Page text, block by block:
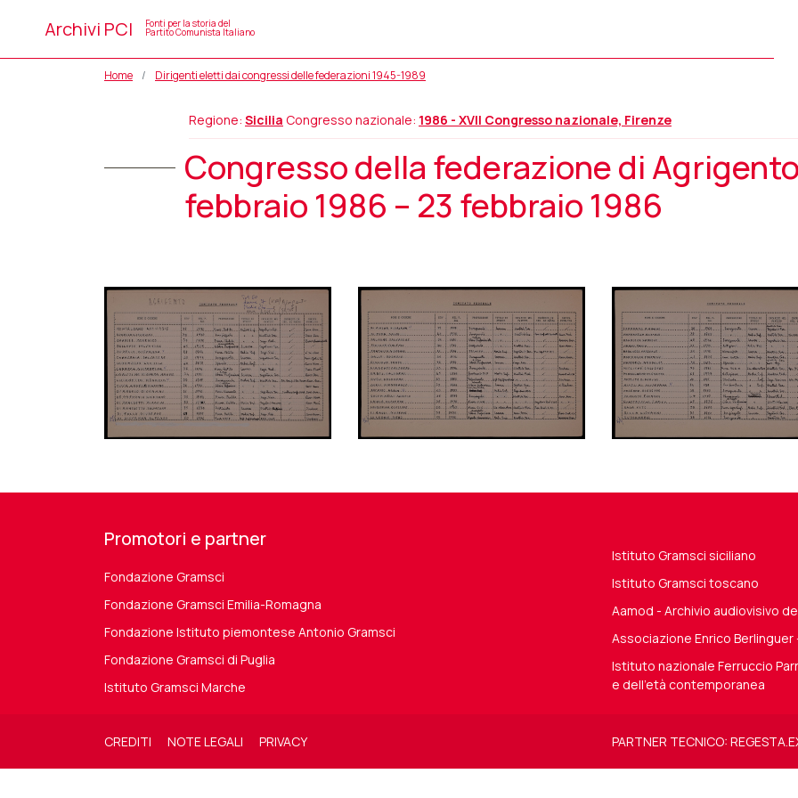
Archivi PCI Fonti per la storia del
Partito Comunista Italiano
Home Dirigenti eletti dai congressi delle federazioni 1945-1989
Regione: Sicilia Congresso nazionale: 1986 - XVII Congresso nazionale, Firenze
Congresso della federazione di
febbraio 1986 – 23 febbraio 1986
Promotori e partner
Fondazione Gramsci
Fondazione Gramsci Emilia-Romagna
Fondazione Istituto piemontese Antonio Gramsci
Fondazione Gramsci di Puglia
Istituto Gramsci Marche
Istituto Gramsci siciliano
Istituto Gramsci toscano
Aamod - Archivio audiovisivo
Associazione Enrico
Istituto nazionale Ferruccio
e dell'età contemporanea
CREDITI NOTE LEGALI PRIVACY PARTNER TECNICO: